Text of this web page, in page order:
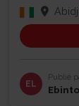
EL
Publié